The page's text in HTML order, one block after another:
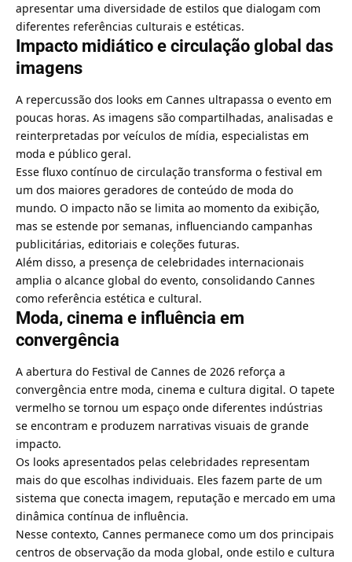
apresentar uma diversidade de estilos que dialogam com
diferentes referências culturais e estéticas.
Impacto midiático e circulação global das
imagens
A repercussão dos looks em Cannes ultrapassa o evento em
poucas horas. As imagens são compartilhadas, analisadas e
reinterpretadas por veículos de mídia, especialistas em
moda e público geral.
Esse fluxo contínuo de circulação transforma o festival em
um dos maiores geradores de conteúdo de moda do
mundo. O impacto não se limita ao momento da exibição,
mas se estende por semanas, influenciando campanhas
publicitárias, editoriais e coleções futuras.
Além disso, a presença de celebridades internacionais
amplia o alcance global do evento, consolidando Cannes
como referência estética e cultural.
Moda, cinema e influência em
convergência
A abertura do Festival de Cannes de 2026 reforça a
convergência entre moda, cinema e cultura digital. O tapete
vermelho se tornou um espaço onde diferentes indústrias
se encontram e produzem narrativas visuais de grande
impacto.
Os looks apresentados pelas celebridades representam
mais do que escolhas individuais. Eles fazem parte de um
sistema que conecta imagem, reputação e mercado em uma
dinâmica contínua de influência.
Nesse contexto, Cannes permanece como um dos principais
centros de observação da moda global, onde estilo e cultura